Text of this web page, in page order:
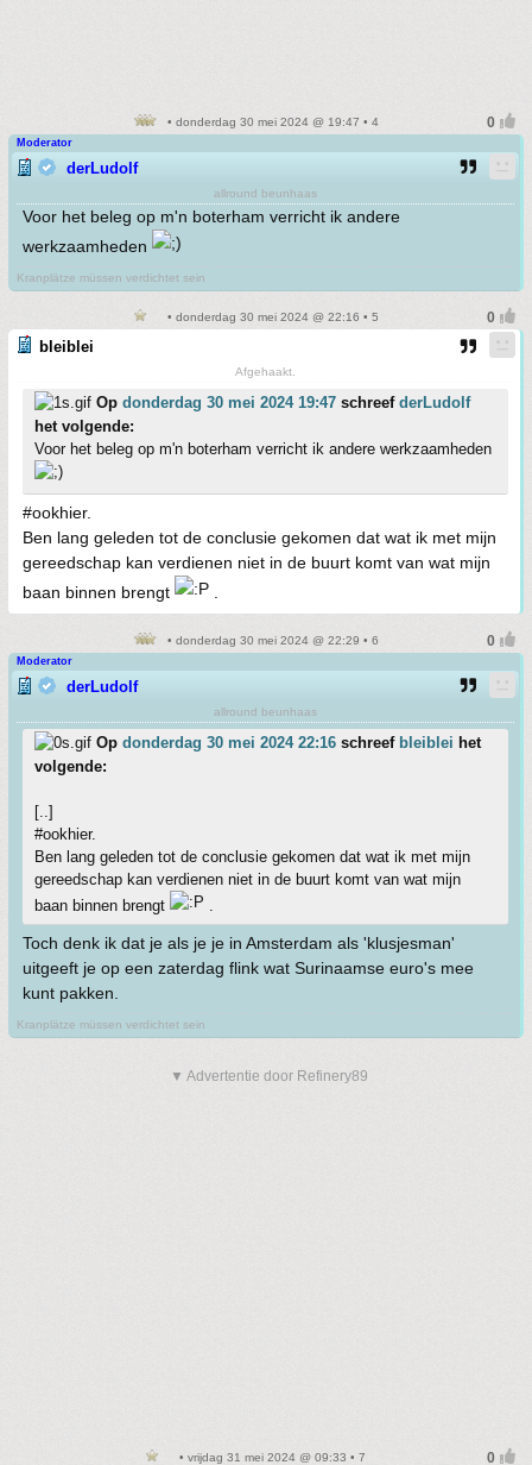
• donderdag 30 mei 2024 @ 19:47 • 4
Moderator
derLudolf
allround beunhaas
Voor het beleg op m'n boterham verricht ik andere
werkzaamheden
Kranplätze müssen verdichtet sein
• donderdag 30 mei 2024 @ 22:16 • 5
bleiblei
Afgehaakt.
Op donderdag 30 mei 2024 19:47 schreef derLudolf
het volgende:
Voor het beleg op m'n boterham verricht ik andere werkzaamheden
#ookhier.
Ben lang geleden tot de conclusie gekomen dat wat ik met mijn
gereedschap kan verdienen niet in de buurt komt van wat mijn
baan binnen brengt
• donderdag 30 mei 2024 @ 22:29 • 6
Moderator
derLudolf
allround beunhaas
Op donderdag 30 mei 2024 22:16 schreef bleiblei het
volgende:
[..]
#ookhier.
Ben lang geleden tot de conclusie gekomen dat wat ik met mijn
gereedschap kan verdienen niet in de buurt komt van wat mijn
baan binnen brengt
Toch denk ik dat je als je je in Amsterdam als 'klusjesman'
uitgeeft je op een zaterdag flink wat Surinaamse euro's mee
kunt pakken.
Kranplätze müssen verdichtet sein
▼ Advertentie door Refinery89
• vrijdag 31 mei 2024 @ 09:33 • 7